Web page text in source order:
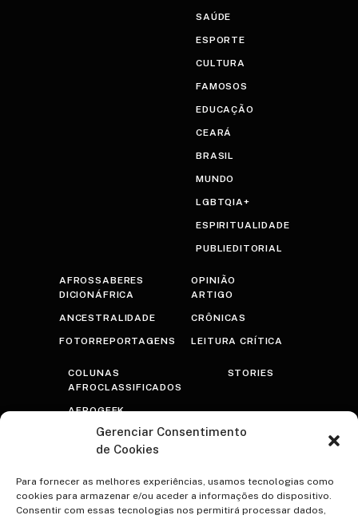
Gerenciar Consentimento
de Cookies
Para fornecer as melhores experiências, usamos tecnologias como
cookies para armazenar e/ou aceder a informações do dispositivo.
Consentir com essas tecnologias nos permitirá processar dados,
SAÚDE
ESPORTE
CULTURA
FAMOSOS
EDUCAÇÃO
CEARÁ
BRASIL
MUNDO
LGBTQIA+
ESPIRITUALIDADE
PUBLIEDITORIAL
AFROSSABERES
DICIONÁFRICA
ANCESTRALIDADE
FOTORREPORTAGENS
OPINIÃO
ARTIGO
CRÔNICAS
LEITURA CRÍTICA
COLUNAS
AFROCLASSIFICADOS
AFROGEEK
RASTROS
AFROTRANSFUTURISTA
OLHAR PRETO
PSICOTERAPRETO
STORIES